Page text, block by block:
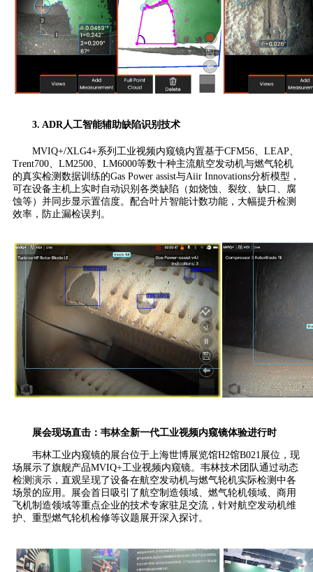
3. ADR人工智能辅助缺陷识别技术
MVIQ+/XLG4+系列工业视频内窥镜内置基于CFM56、LEAP、
Trent700、LM2500、LM6000等数十种主流航空发动机与燃气轮机
的真实检测数据训练的Gas Power assist与Aiir Innovations分析模型，
可在设备主机上实时自动识别各类缺陷（如烧蚀、裂纹、缺口、腐
蚀等）并同步显示置信度。配合叶片智能计数功能，大幅提升检测
效率，防止漏检误判。
展会现场直击：韦林全新一代工业视频内窥镜体验进行时
韦林工业内窥镜的展台位于上海世博展览馆H2馆B021展位，现
场展示了旗舰产品MVIQ+工业视频内窥镜。韦林技术团队通过动态
检测演示，直观呈现了设备在航空发动机与燃气轮机实际检测中各
场景的应用。展会首日吸引了航空制造领域、燃气轮机领域、商用
飞机制造领域等重点企业的技术专家驻足交流，针对航空发动机维
护、重型燃气轮机检修等议题展开深入探讨。